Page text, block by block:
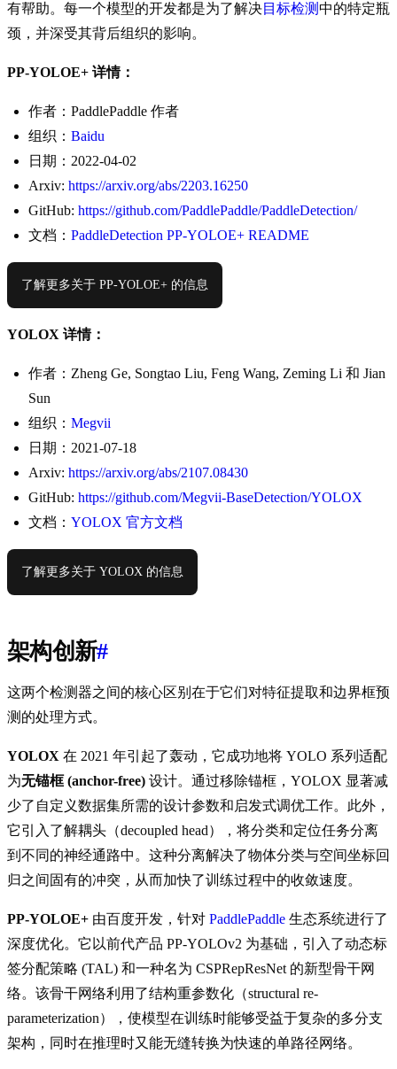
有帮助。每一个模型的开发都是为了解决目标检测中的特定瓶
颈，并深受其背后组织的影响。
PP-YOLOE+ 详情：
作者：PaddlePaddle 作者
组织： Baidu
日期：2022-04-02
Arxiv: https://arxiv.org/abs/2203.16250
GitHub: https://github.com/PaddlePaddle/PaddleDetection/
文档： PaddleDetection PP-YOLOE+ README
了解更多关于 PP-YOLOE+ 的信息
YOLOX 详情：
作者：Zheng Ge, Songtao Liu, Feng Wang, Zeming Li 和 Jian
Sun
组织： Megvii
日期：2021-07-18
Arxiv: https://arxiv.org/abs/2107.08430
GitHub: https://github.com/Megvii-BaseDetection/YOLOX
文档： YOLOX 官方文档
了解更多关于 YOLOX 的信息
架构创新#
这两个检测器之间的核心区别在于它们对特征提取和边界框预
测的处理方式。
YOLOX 在 2021 年引起了轰动，它成功地将 YOLO 系列适配
为无锚框 (anchor-free) 设计。通过移除锚框，YOLOX 显著减
少了自定义数据集所需的设计参数和启发式调优工作。此外，
它引入了解耦头（decoupled head），将分类和定位任务分离
到不同的神经通路中。这种分离解决了物体分类与空间坐标回
归之间固有的冲突，从而加快了训练过程中的收敛速度。
PP-YOLOE+ 由百度开发，针对 PaddlePaddle 生态系统进行了
深度优化。它以前代产品 PP-YOLOv2 为基础，引入了动态标
签分配策略 (TAL) 和一种名为 CSPRepResNet 的新型骨干网
络。该骨干网络利用了结构重参数化（structural re-
parameterization），使模型在训练时能够受益于复杂的多分支
架构，同时在推理时又能无缝转换为快速的单路径网络。